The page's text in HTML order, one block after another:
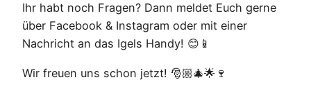
Ihr habt noch Fragen? Dann meldet Euch gerne
über Facebook & Instagram oder mit einer
Nachricht an das Igels Handy! 😊📱
Wir freuen uns schon jetzt! 🎅🏼🎄🌟🍷